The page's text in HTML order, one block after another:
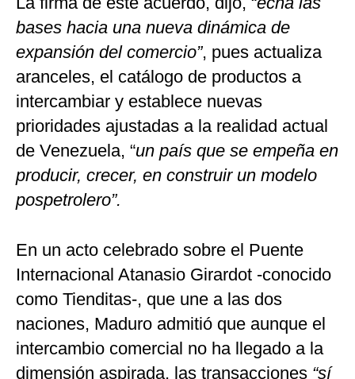
bases hacia una nueva dinámica de
expansión del comercio”, pues actualiza
aranceles, el catálogo de productos a
intercambiar y establece nuevas
prioridades ajustadas a la realidad actual
de Venezuela, “un país que se empeña en
producir, crecer, en construir un modelo
pospetrolero”.
En un acto celebrado sobre el Puente
Internacional Atanasio Girardot -conocido
como Tienditas-, que une a las dos
naciones, Maduro admitió que aunque el
intercambio comercial no ha llegado a la
dimensión aspirada, las transacciones “sí